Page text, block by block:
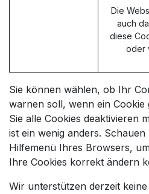
Die
auch
diese
oder
Sie können wählen, ob Ihr
warnen soll, wenn ein Cookie
Sie alle Cookies deaktivieren
ist ein wenig anders. Schauen
Hilfemenü Ihres Browsers,
Ihre Cookies korrekt ändern
Wir unterstützen derzeit